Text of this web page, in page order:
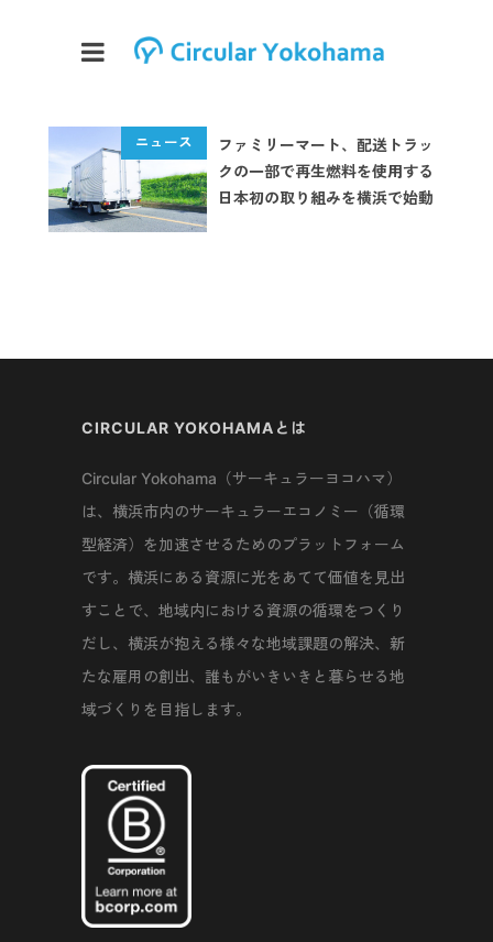
ファミリーマート、配送トラッ
クの一部で再生燃料を使用する
日本初の取り組みを横浜で始動
CIRCULAR YOKOHAMAとは
Circular Yokohama（サーキュラーヨコハマ）
は、横浜市内のサーキュラーエコノミー（循環
型経済）を加速させるためのプラットフォーム
です。横浜にある資源に光をあてて価値を見出
すことで、地域内における資源の循環をつくり
だし、横浜が抱える様々な地域課題の解決、新
たな雇用の創出、誰もがいきいきと暮らせる地
域づくりを目指します。